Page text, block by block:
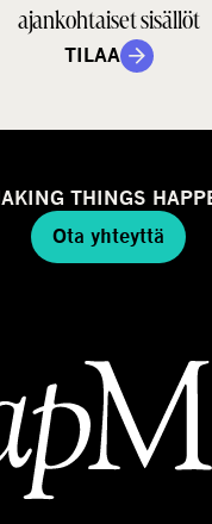
ajankohtaiset sisällöt
TILAA
THINGS
Ota yhteyttä